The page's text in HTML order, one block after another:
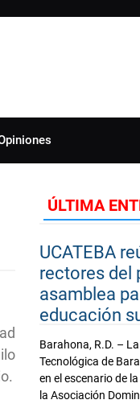
ÚLTIMA
UCATEBA
rectores del
asamblea
educación
Barahona, R.D. –
Tecnológica de
en el escenario de
la Asociación